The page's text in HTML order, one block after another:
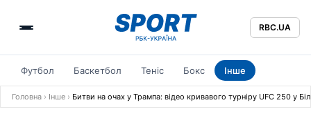
RBC.UA
Футбол Баскетбол Теніс Бокс Інше
Головна › Інше › Битви на очах у Трампа: відео кривавого турніру UFC 250 у